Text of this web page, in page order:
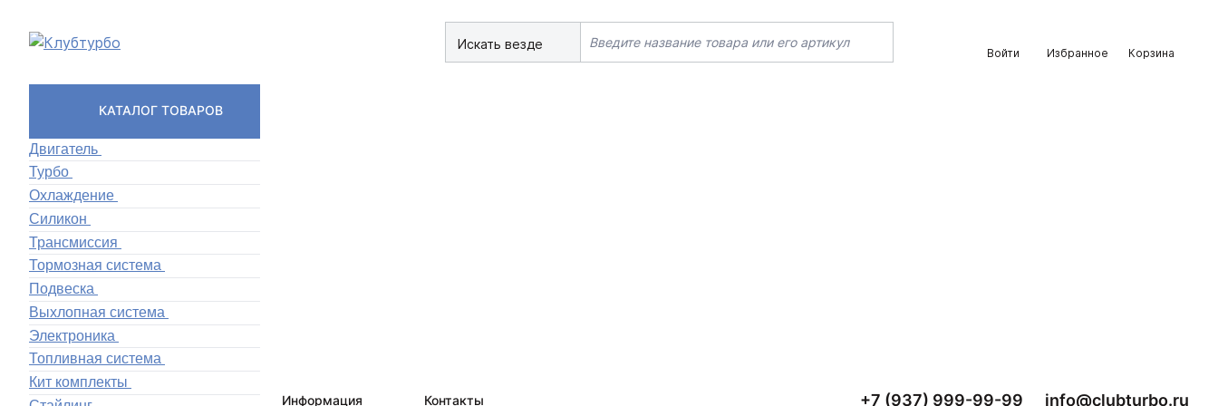
Искать везде
Войти Избранное Корзина
КАТАЛОГ ТОВАРОВ
Двигатель
Турбо
Охлаждение
Силикон
Трансмиссия
Тормозная система
Подвеска
Выхлопная система
Электроника
Топливная система
Кит комплекты
Информация Контакты +7 (937) 999-99-99 info@clubturbo.ru